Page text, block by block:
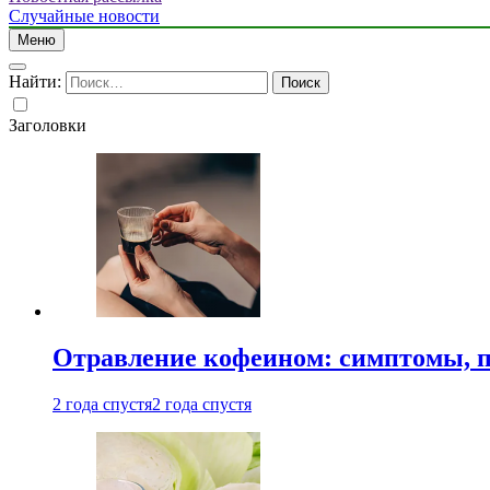
Случайные новости
Меню
Найти:
Заголовки
Отравление кофеином: симптомы,
2 года спустя2 года спустя